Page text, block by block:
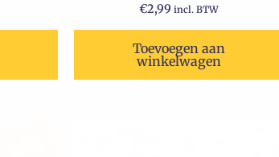
€2,99 incl. BTW
Toevoegen aan
winkelwagen